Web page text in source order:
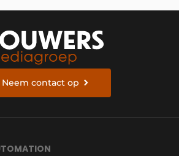
Neem contact op